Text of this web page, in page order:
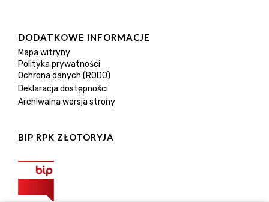
DODATKOWE INFORMACJE
Mapa witryny
Polityka prywatności
Ochrona danych (RODO)
Deklaracja dostępności
Archiwalna wersja strony
BIP RPK ZŁOTORYJA